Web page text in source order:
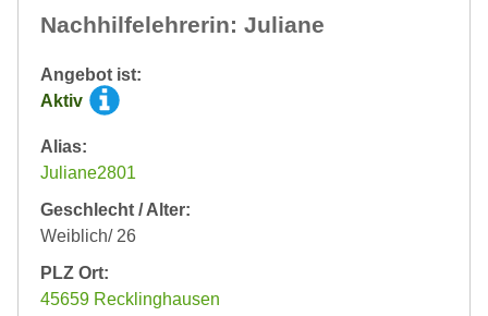
Nachhilfelehrerin: Juliane
Angebot ist:
Aktiv
Alias:
Juliane2801
Geschlecht / Alter:
Weiblich/ 26
PLZ Ort:
45659 Recklinghausen